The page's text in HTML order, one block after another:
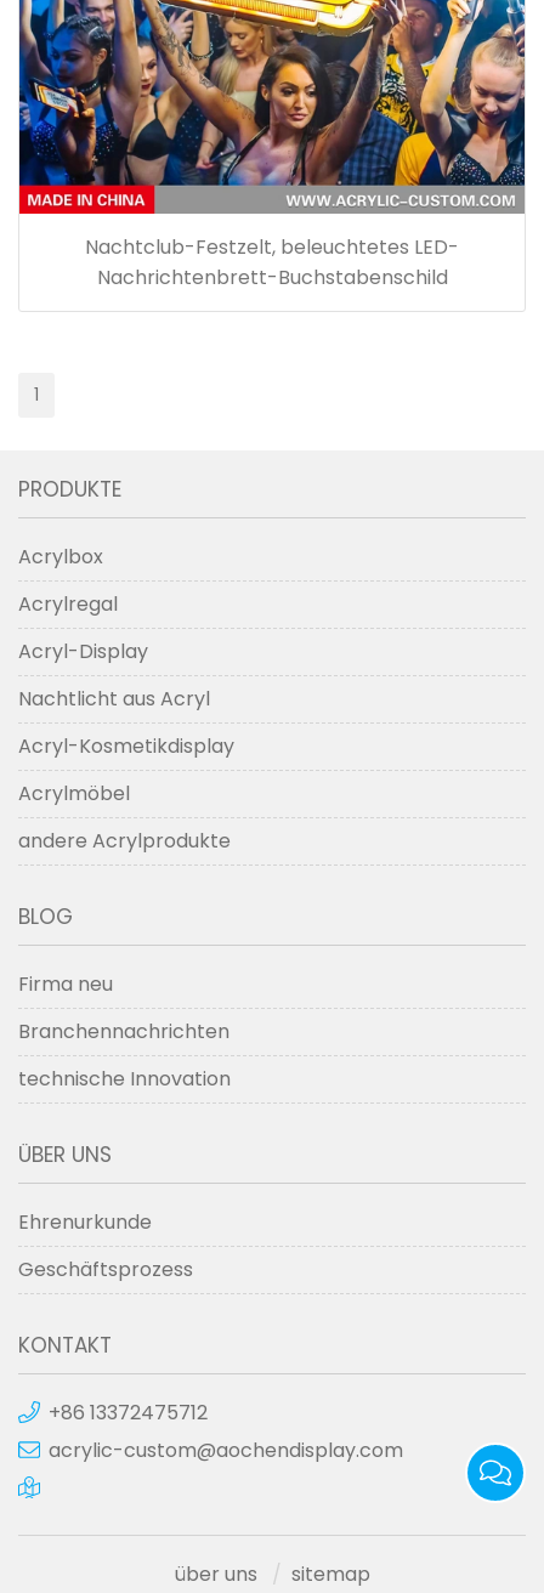
Nachtclub-Festzelt, beleuchtetes LED-
Nachrichtenbrett-Buchstabenschild
1
PRODUKTE
Acrylbox
Acrylregal
Acryl-Display
Nachtlicht aus Acryl
Acryl-Kosmetikdisplay
Acrylmöbel
andere Acrylprodukte
BLOG
Firma neu
Branchennachrichten
technische Innovation
ÜBER UNS
Ehrenurkunde
Geschäftsprozess
KONTAKT
+86 13372475712
acrylic-custom@aochendisplay.com
über uns sitemap